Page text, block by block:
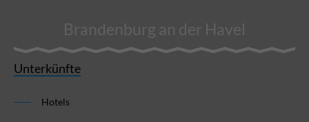
Brandenburg an der Havel
Unterkünfte
Hotels